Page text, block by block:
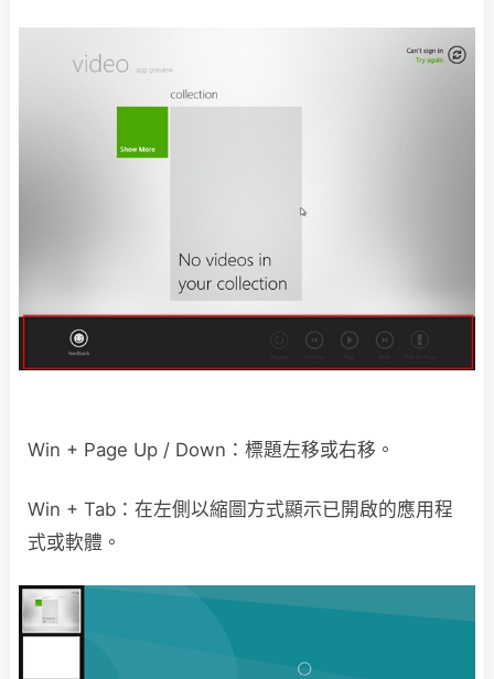
Win + Page Up / Down：標題左移或右移。
Win + Tab：在左側以縮圖方式顯示已開啟的應用程
式或軟體。